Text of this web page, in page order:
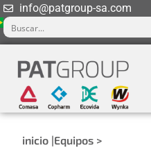
info@patgroup-sa.com
inicio |Equipos >